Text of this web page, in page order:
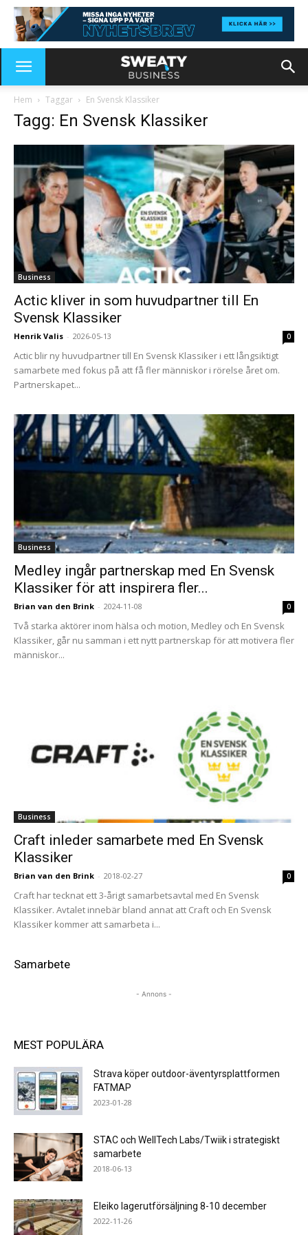
Hem Taggar En Svensk Klassiker
Tagg: En Svensk Klassiker
Business
Actic kliver in som huvudpartner till En
Svensk Klassiker
Henrik Valis - 2026-05-13 0
Actic blir ny huvudpartner till En Svensk Klassiker i ett långsiktigt
samarbete med fokus på att få fler människor i rörelse året om.
Partnerskapet...
Business
Medley ingår partnerskap med En Svensk
Klassiker för att inspirera fler...
Brian van den Brink - 2024-11-08 0
Två starka aktörer inom hälsa och motion, Medley och En Svensk
Klassiker, går nu samman i ett nytt partnerskap för att motivera fler
människor...
Business
Craft inleder samarbete med En Svensk
Klassiker
Brian van den Brink - 2018-02-27 0
Craft har tecknat ett 3-årigt samarbetsavtal med En Svensk
Klassiker. Avtalet innebär bland annat att Craft och En Svensk
Klassiker kommer att samarbeta i...
Samarbete
- Annons -
MEST POPULÄRA
Strava köper outdoor-äventyrsplattformen
FATMAP
2023-01-28
STAC och WellTech Labs/Twiik i strategiskt
samarbete
2018-06-13
Eleiko lagerutförsäljning 8-10 december
2022-11-26